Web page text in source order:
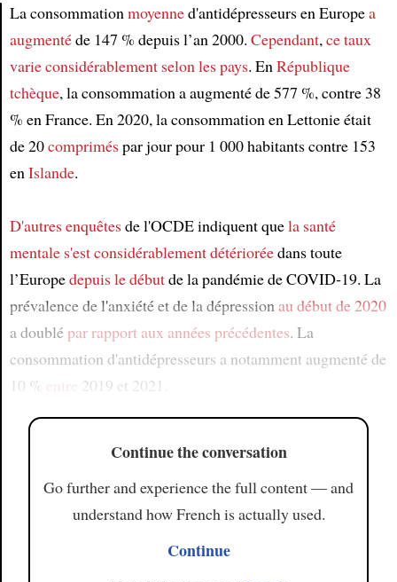
La consommation moyenned'antidépresseurs en Europea
augmentéde 147 % depuis l’an 2000. Cependant, ce taux
varie considérablement selon les pays. En République
tchèque, la consommation a augmenté de 577 %, contre 38
% en France. En 2020, la consommation en Lettonie était
de 20compriméspar jour pour 1 000 habitants contre 153
en Islande.
D'autres enquêtesde l'OCDE indiquent quela santé
mentale s'est considérablement détérioréedans toute
l’Europedepuis le débutde la pandémie de COVID‑19. La
prévalence de l'anxiété et de la dépression au début de 2020
a doublé par rapport aux années précédentes. La
consommation d'antidépresseurs a notamment augmenté de
10 %
entre 2019 et 2021.
Continue the conversation
Go further and experience the full content — and
understand how French is actually used.
Continue